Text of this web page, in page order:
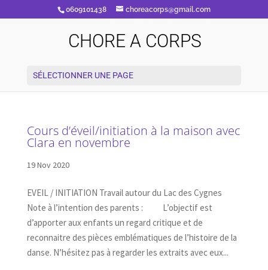
0609101438 choreacorps@gmail.com
CHORE A CORPS
SÉLECTIONNER UNE PAGE
Cours d’éveil/initiation à la maison avec
Clara en novembre
19 Nov 2020
EVEIL / INITIATION Travail autour du Lac des Cygnes
Note à l’intention des parents : L’objectif est
d’apporter aux enfants un regard critique et de
reconnaitre des pièces emblématiques de l’histoire de la
danse. N’hésitez pas à regarder les extraits avec eux...